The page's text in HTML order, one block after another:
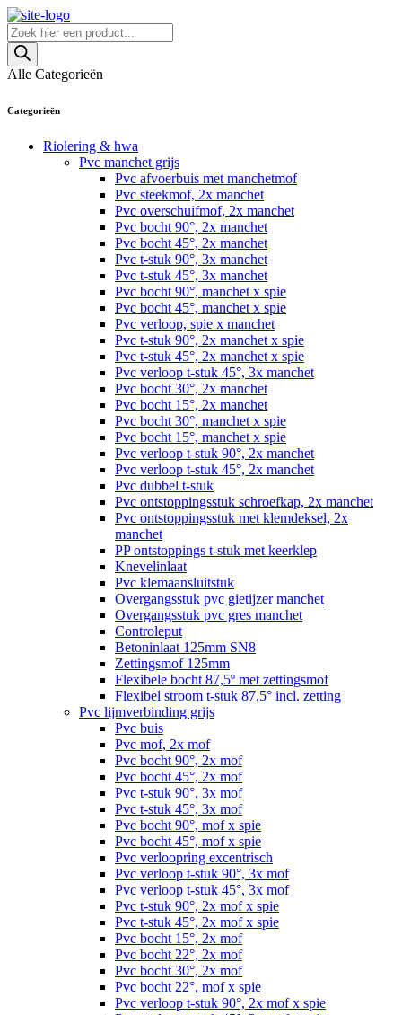
Skip
to
content
Producten
zoeken
Alle Categorieën
Categorieën
Riolering & hwa
Pvc manchet grijs
Pvc afvoerbuis met manchetmof
Pvc steekmof, 2x manchet
Pvc overschuifmof, 2x manchet
Pvc bocht 90°, 2x manchet
Pvc bocht 45°, 2x manchet
Pvc t-stuk 90°, 3x manchet
Pvc t-stuk 45°, 3x manchet
Pvc bocht 90°, manchet x spie
Pvc bocht 45°, manchet x spie
Pvc verloop, spie x manchet
Pvc t-stuk 90°, 2x manchet x spie
Pvc t-stuk 45°, 2x manchet x spie
Pvc verloop t-stuk 45°, 3x manchet
Pvc bocht 30°, 2x manchet
Pvc bocht 15°, 2x manchet
Pvc bocht 30°, manchet x spie
Pvc bocht 15°, manchet x spie
Pvc verloop t-stuk 90°, 2x manchet
Pvc verloop t-stuk 45°, 2x manchet
Pvc dubbel t-stuk
Pvc ontstoppingsstuk schroefkap, 2x manchet
Pvc ontstoppingsstuk met klemdeksel, 2x
manchet
PP ontstoppings t-stuk met keerklep
Knevelinlaat
Pvc klemaansluitstuk
Overgangsstuk pvc gietijzer manchet
Overgangsstuk pvc gres manchet
Controleput
Betoninlaat 125mm SN8
Zettingsmof 125mm
Flexibele bocht 87,5º met zettingsmof
Flexibel stroom t-stuk 87,5° incl. zetting
Pvc lijmverbinding grijs
Pvc buis
Pvc mof, 2x mof
Pvc bocht 90°, 2x mof
Pvc bocht 45°, 2x mof
Pvc t-stuk 90°, 3x mof
Pvc t-stuk 45°, 3x mof
Pvc bocht 90°, mof x spie
Pvc bocht 45°, mof x spie
Pvc verloopring excentrisch
Pvc verloop t-stuk 90°, 3x mof
Pvc verloop t-stuk 45°, 3x mof
Pvc t-stuk 90°, 2x mof x spie
Pvc t-stuk 45°, 2x mof x spie
Pvc bocht 15°, 2x mof
Pvc bocht 22°, 2x mof
Pvc bocht 30°, 2x mof
Pvc bocht 22°, mof x spie
Pvc verloop t-stuk 90°, 2x mof x spie